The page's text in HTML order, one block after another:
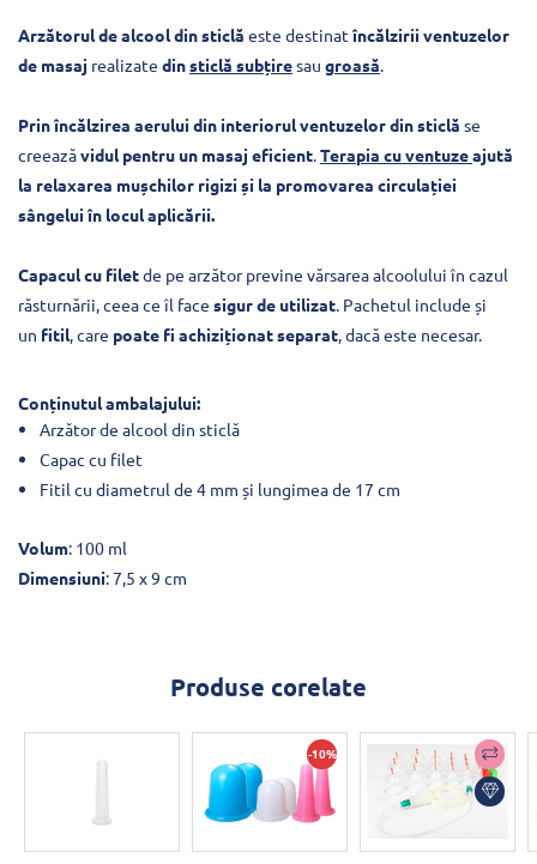
Arzătorul de alcool din sticlă este destinat încălzirii ventuzelor
de masaj realizate dinsticlă subțiresau groasă
Prin încălzirea aerului din interiorul ventuzelor din sticlă se
creeazăvidul pentru un masaj eficient Terapia cu ventuzeajută
la relaxarea mușchilor rigizi și la promovarea circulației
sângelui în locul aplicării.
Capacul cu filetde pe arzător previne vărsarea alcoolului în cazul
răsturnării, ceea ce îl face sigur de utilizat . Pachetul include și
un fitil , care poate fi achiziționat separat , dacă este necesar.
Conținutul ambalajului:
Arzător de alcool din sticlă
Capac cu filet
Fitil cu diametrul de 4 mm și lungimea de 17 cm
Volum: 100 ml
Dimensiuni: 7,5 x 9 cm
Produse corelate
-10%